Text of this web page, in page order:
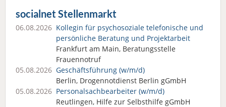
socialnet Stellenmarkt
06.08.2026 Kollegin für psychosoziale telefonische und
persönliche Beratung und Projektarbeit
Frankfurt am Main, Beratungsstelle
Frauennotruf
05.08.2026 Geschäftsführung (w/m/d)
Berlin, Drogennotdienst Berlin gGmbH
05.08.2026 Personalsach­bearbeiter (w/m/d)
Reutlingen, Hilfe zur Selbsthilfe gGmbH